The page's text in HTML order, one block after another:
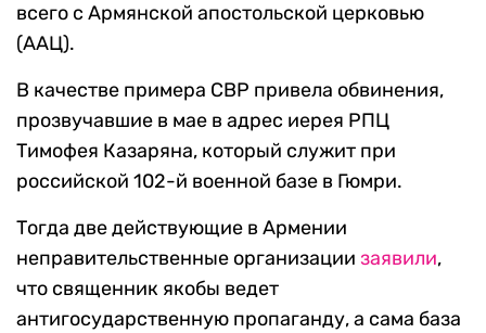
всего с Армянской апостольской церковью
(ААЦ).
В качестве примера СВР привела обвинения,
прозвучавшие в мае в адрес иерея РПЦ
Тимофея Казаряна, который служит при
российской 102-й военной базе в Гюмри.
Тогда две действующие в Армении
неправительственные организации заявили,
что священник якобы ведет
антигосударственную пропаганду, а сама база